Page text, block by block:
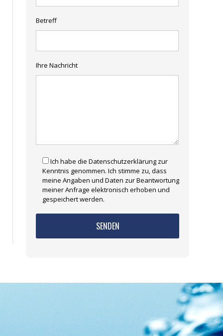
Betreff
Ihre Nachricht
Ich habe die Datenschutzerklärung zur
Kenntnis genommen. Ich stimme zu, dass
meine Angaben und Daten zur Beantwortung
meiner Anfrage elektronisch erhoben und
gespeichert werden.